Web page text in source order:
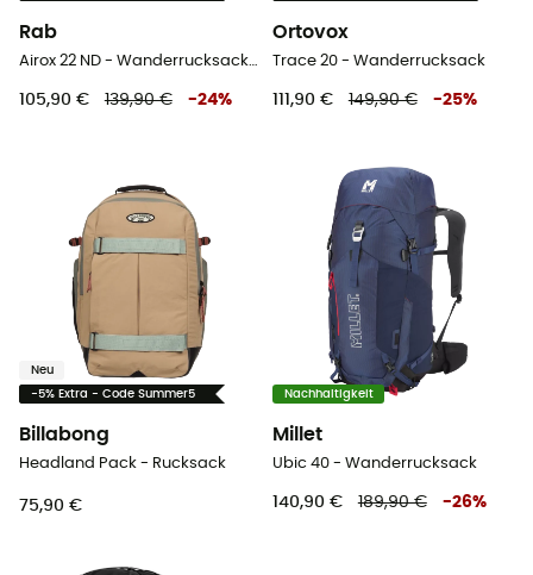
Rab
Airox 22 ND - Wanderrucksack - Damen
105,90 € 139,90 € -24%
Ortovox
Trace 20 - Wanderrucksack
111,90 € 149,90 € -25%
Neu
-5% Extra - Code Summer5
Billabong
Headland Pack - Rucksack
75,90 €
Nachhaltigkeit
Millet
Ubic 40 - Wanderrucksack
140,90 € 189,90 € -26%